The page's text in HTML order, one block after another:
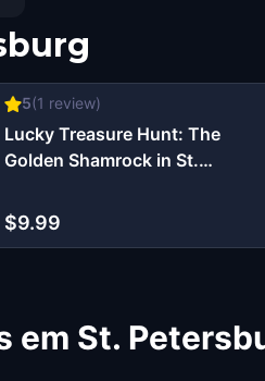
5(1 review)
Lucky Treasure Hunt: The
Golden Shamrock in St.
$9.99
em St.